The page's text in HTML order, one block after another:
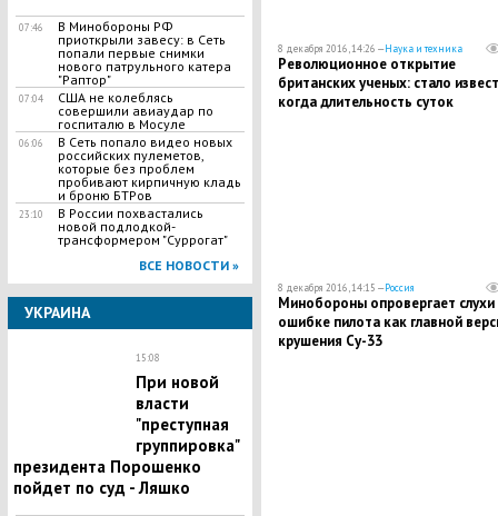
07:46
В Минобороны РФ
приоткрыли завесу: в Сеть
попали первые снимки
нового патрульного катера
"Раптор"
07:04
США не колеблясь
совершили авиаудар по
госпиталю в Мосуле
06:06
В Сеть попало видео новых
российских пулеметов,
которые без проблем
пробивают кирпичную кладь
и броню БТРов
23:10
В России похвастались
новой подлодкой-
трансформером "Суррогат"
ВСЕ НОВОСТИ »
УКРАИНА
15:08
При новой
власти
"преступная
группировка"
президента Порошенко
пойдет по суд - Ляшко
8 декабря 2016, 14:26 —Наука и техника
Революционное открытие
британских ученых: стало
когда длительность суток
8 декабря 2016, 14:15 —Россия
Минобороны опровергает
ошибке пилота как главной
крушения Су-33